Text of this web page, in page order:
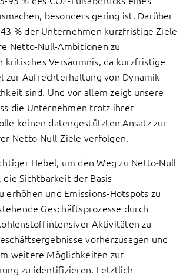
besonders gering ist. Darüber
% der Unternehmen kurzfristige Ziele
Netto-Null-Ambitionen zu
kritisches Versäumnis, da kurzfristige
zur Aufrechterhaltung von Dynamik
sind. Und vor allem zeigt unsere
die Unternehmen trotz ihrer
keinen datengestützten Ansatz zur
Netto-Null-Ziele verfolgen.
Hebel, um den Weg zu Netto-Null
Sichtbarkeit der Basis-
erhöhen und Emissions-Hotspots zu
Geschäftsprozesse durch
Aktivitäten zu
vorherzusagen und
weitere Möglichkeiten zur
zu identifizieren. Letztlich